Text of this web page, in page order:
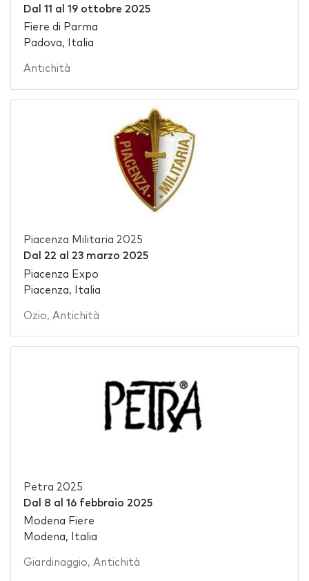
Dal 11 al 19 ottobre 2025
Fiere di Parma
Padova, Italia
Antichità
Piacenza Militaria 2025
Dal 22 al 23 marzo 2025
Piacenza Expo
Piacenza, Italia
Ozio, Antichità
Petra 2025
Dal 8 al 16 febbraio 2025
Modena Fiere
Modena, Italia
Giardinaggio, Antichità